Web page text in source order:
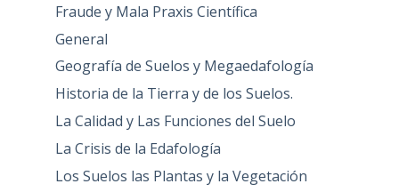
Fraude y Mala Praxis Científica
General
Geografía de Suelos y Megaedafología
Historia de la Tierra y de los Suelos.
La Calidad y Las Funciones del Suelo
La Crisis de la Edafología
Los Suelos las Plantas y la Vegetación